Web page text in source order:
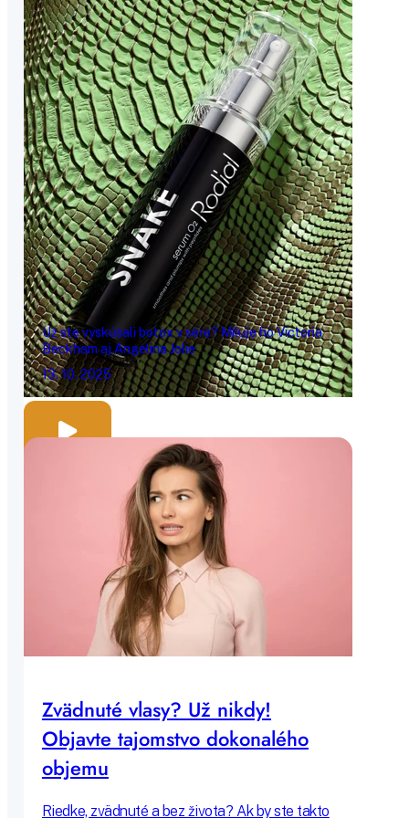
Už ste vyskúšali botox v sére? Miluje ho Victoria
Beckham aj Angelina Jolie
13. 10. 2025
Zvädnuté vlasy? Už nikdy!
Objavte tajomstvo dokonalého
objemu
Riedke, zvädnuté a bez života? Ak by ste takto